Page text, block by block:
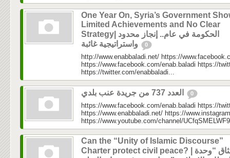
One Year On, Syria’s Government
Limited Achievements and No Clear
Strategy| الحكومة في عام.. إنجاز محدود
0
http://www.enabbaladi.net/ https://
https://www.facebook.com/enab.baladi https://
https://twitter.com/enabbaladi...
0
https://www.facebook.com/enab.baladi https://
https://www.enabbaladi.net/ https://
https://www.youtube.com/channel/
Can the “Unity of Islamic Discourse”
Charter protect civil peace? | ميثاق “وحدة